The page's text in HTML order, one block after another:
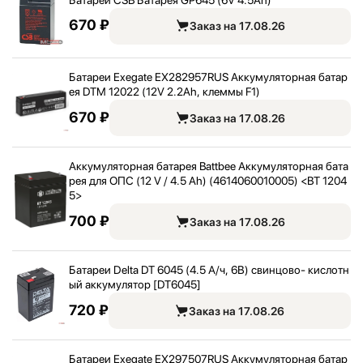
670 ₽ Заказ на 17.08.26
Батареи Exegate EX282957RUS Аккумуляторная батар
ея DTM 12022 (12V 2.2Ah, клеммы F1)
670 ₽ Заказ на 17.08.26
Аккумуляторная батарея Battbee Аккумуляторная бата
рея для ОПС (12 V / 4.5 Ah) (4614060010005) <BT 1204
5>
700 ₽ Заказ на 17.08.26
Батареи Delta DT 6045 (4.5 А/ч, 6В) свинцово- кислотн
ый аккумулятор [DT6045]
720 ₽ Заказ на 17.08.26
Батареи Exegate EX297507RUS Аккумуляторная батар